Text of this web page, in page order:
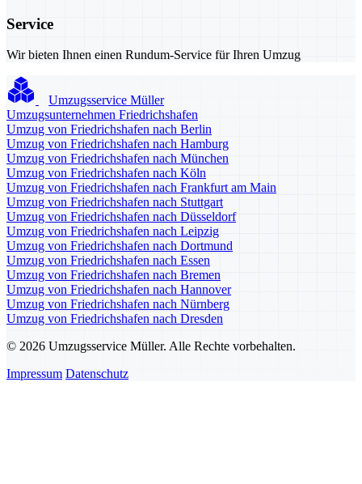
Service
Wir bieten Ihnen einen Rundum-Service für Ihren Umzug
Umzugsservice Müller
Umzugsunternehmen Friedrichshafen
Umzug von Friedrichshafen nach Berlin
Umzug von Friedrichshafen nach Hamburg
Umzug von Friedrichshafen nach München
Umzug von Friedrichshafen nach Köln
Umzug von Friedrichshafen nach Frankfurt am Main
Umzug von Friedrichshafen nach Stuttgart
Umzug von Friedrichshafen nach Düsseldorf
Umzug von Friedrichshafen nach Leipzig
Umzug von Friedrichshafen nach Dortmund
Umzug von Friedrichshafen nach Essen
Umzug von Friedrichshafen nach Bremen
Umzug von Friedrichshafen nach Hannover
Umzug von Friedrichshafen nach Nürnberg
Umzug von Friedrichshafen nach Dresden
© 2026 Umzugsservice Müller. Alle Rechte vorbehalten.
Impressum Datenschutz